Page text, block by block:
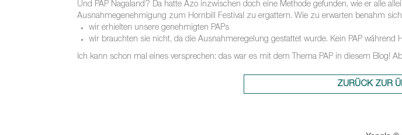
Und PAP Nagaland? Da hatte Azo inzwischen doch eine Methode gefunden, wie er alle
Ausnahmegenehmigung zum Hornbill Festival zu ergattern. Wie zu erwarten benahm
wir erhielten unsere genehmigten PAPs
wir brauchten sie nicht, da die Ausnahmeregelung gestattet wurde. Kein PAP während
Ich kann schon mal eines versprechen: das war es mit dem Thema PAP in diesem Blog!
ZURÜCK ZUR